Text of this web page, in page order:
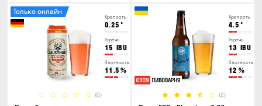
Крепость
0.25 °
Горечь
15 IBU
Плотность
11.5 %
(0)
Только онлайн
Крепость
4.5 °
Горечь
13 IBU
Плотность
12 %
(2)